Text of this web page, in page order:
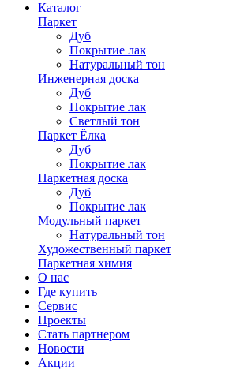
Каталог
Паркет
Дуб
Покрытие лак
Натуральный тон
Инженерная доска
Дуб
Покрытие лак
Светлый тон
Паркет Ёлка
Дуб
Покрытие лак
Паркетная доска
Дуб
Покрытие лак
Модульный паркет
Натуральный тон
Художественный паркет
Паркетная химия
О нас
Где купить
Сервис
Проекты
Стать партнером
Новости
Акции